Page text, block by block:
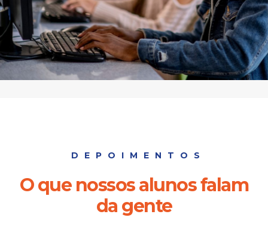
DEPOIMENTOS
O que nossos alunos falam
da gente